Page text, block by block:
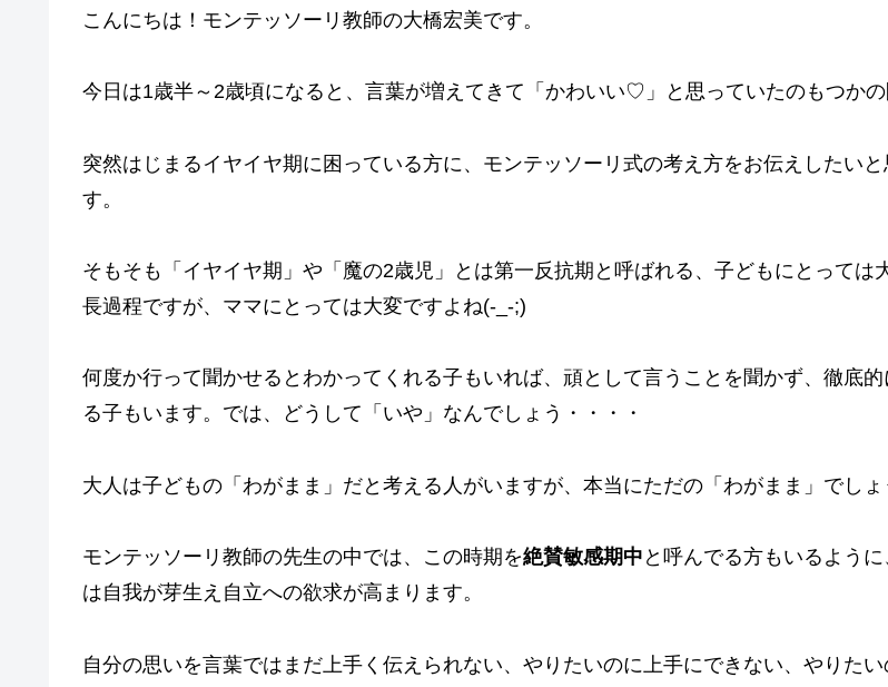
こんにちは！モンテッソーリ教師の大橋宏美です。
今日は1歳半～2歳頃になると、言葉が増えてきて「かわいい♡」と思っていたのもつかの
突然はじまるイヤイヤ期に困っている方に、モンテッソーリ式の考え方をお伝えしたいと
す。
そもそも「イヤイヤ期」や「魔の2歳児」とは第一反抗期と呼ばれる、子どもにとっては
長過程ですが、ママにとっては大変ですよね(-_-;)
何度か行って聞かせるとわかってくれる子もいれば、頑として言うことを聞かず、徹底的
る子もいます。では、どうして「いや」なんでしょう・・・・
大人は子どもの「わがまま」だと考える人がいますが、本当にただの「わがまま」でしょ
モンテッソーリ教師の先生の中では、この時期を絶賛敏感期中 と呼んでる方もいるよう
は自我が芽生え自立への欲求が高まります。
自分の思いを言葉ではまだ上手く伝えられない、やりたいのに上手にできない、やりた